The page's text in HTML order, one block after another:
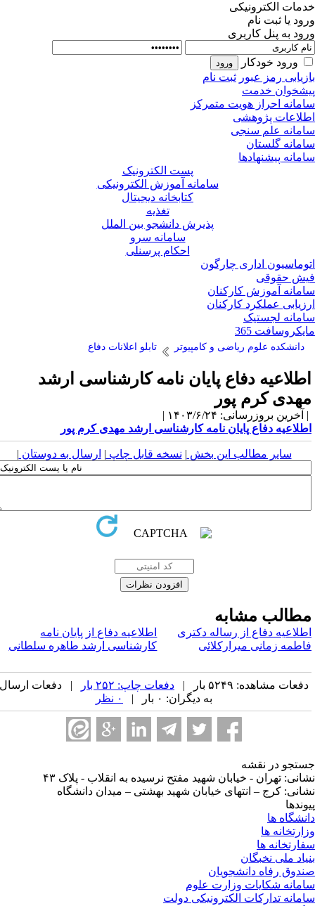
الکترونیکی
یا ثبت نام
به پنل کاربری
ورود خودکار
رمز عبور ثبت نام
خدمت
احراز هویت متمرکز
پژوهشی
علم سنجی
گلستان
پیشنهادها
پست الکترونیک
سامانه آموزش الکترونیکی
کتابخانه دیجیتال
تغذیه
پذیرش دانشجو بین الملل
سامانه سرو
احکام پرسنلی
اداری چارگون
حقوقی
آموزش کارکنان
عملکرد کارکنان
لجستیک
365
دانشکده علوم ریاضی و کامپیوتر تابلو اعلانات دفاع
دفاع پایان نامه کارشناسی ارشد
کرم پور
بروزرسانی: ۱۴۰۳/۶/۲۴ |
دفاع پایان نامه کارشناسی ارشد مهدی کرم پور
سایر مطالب این بخش | نسخه قابل چاپ| ارسال به دوستان|
مشابه
دفاع از رساله دکتری
زمانی میرارکلائی
اطلاعیه دفاع از پایان نامه
کارشناسی ارشد طاهره سلطانی
دفعات مشاهده: ۵۲۴۹ بار | دفعات چاپ: ۲۵۲ بار
| دفعات ارسال
به دیگران: ۰ بار |
در نقشه
تهران - خیابان شهید مفتح نرسیده به انقلاب - پلاک ۴۳
کرج – انتهای خیابان شهید بهشتی – میدان دانشگاه
ها
ها
ها
ملی نخبگان
رفاه دانشجویان
شکایات وزارت علوم
تدارکات الکترونیکی دولت